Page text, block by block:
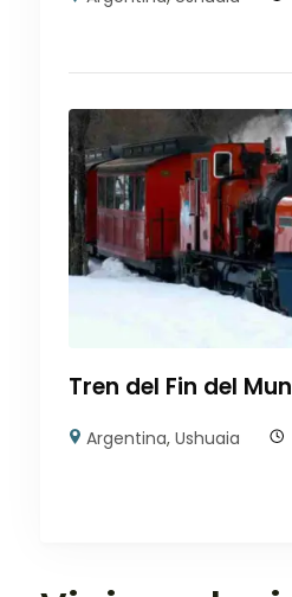
Tren del Fin del
Argentina,Ushuaia